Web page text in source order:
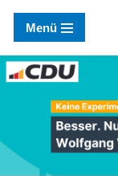
Zum
Inhalt
springen
Menü